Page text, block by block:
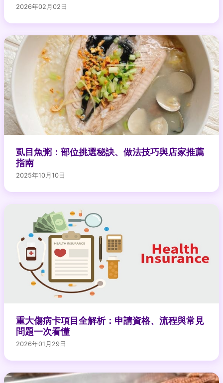
2026年02月02日
虱目魚粥：部位挑選秘訣、做法技巧與店家推薦
指南
2025年10月10日
重大傷病卡項目全解析：申請資格、流程與常見
問題一次看懂
2026年01月29日